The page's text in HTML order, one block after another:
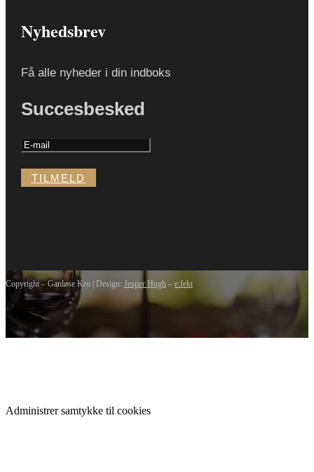
Nyhedsbrev
Få alle nyheder i din indboks
Succesbesked
TILMELD
Copyright – Ganløse Kro | Design: Jesper Hugh – e:fekt
Administrer samtykke til cookies